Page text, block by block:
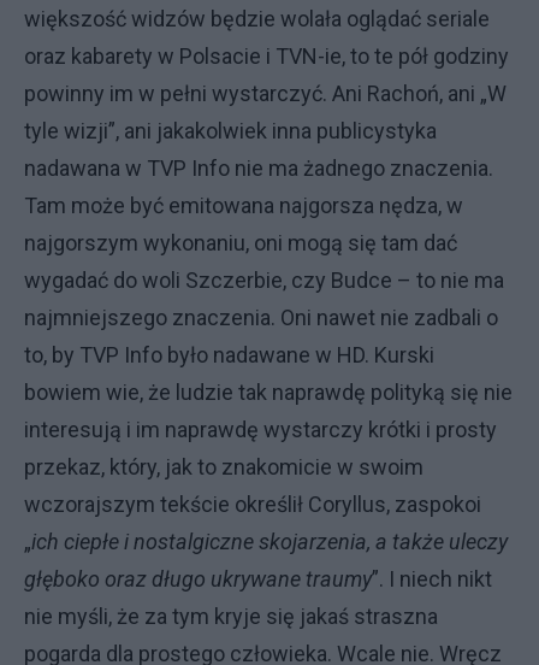
większość widzów będzie wolała oglądać seriale
oraz kabarety w Polsacie i TVN-ie, to te pół godziny
powinny im w pełni wystarczyć. Ani Rachoń, ani „W
tyle wizji”, ani jakakolwiek inna publicystyka
nadawana w TVP Info nie ma żadnego znaczenia.
Tam może być emitowana najgorsza nędza, w
najgorszym wykonaniu, oni mogą się tam dać
wygadać do woli Szczerbie, czy Budce – to nie ma
najmniejszego znaczenia. Oni nawet nie zadbali o
to, by TVP Info było nadawane w HD. Kurski
bowiem wie, że ludzie tak naprawdę polityką się nie
interesują i im naprawdę wystarczy krótki i prosty
przekaz, który, jak to znakomicie w swoim
wczorajszym tekście określił Coryllus, zaspokoi
„ich ciepłe i nostalgiczne skojarzenia, a także uleczy
głęboko oraz długo ukrywane traumy”. I niech nikt
nie myśli, że za tym kryje się jakaś straszna
pogarda dla prostego człowieka. Wcale nie. Wręcz